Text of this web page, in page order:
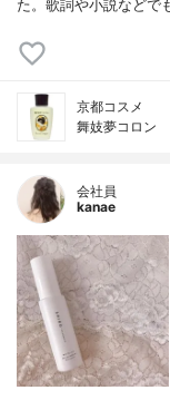
た。歌詞や小説などで
京都コスメ
舞妓夢コロン
会社員
kanae